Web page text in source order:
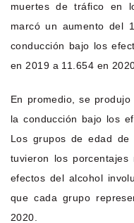
muertes de tráfico en
marcó un aumento del
conducción bajo los
en 2019 a 11.654 en
En promedio, se
la conducción bajo los
Los grupos de edad
tuvieron los
efectos del alcohol
que cada grupo
2020.